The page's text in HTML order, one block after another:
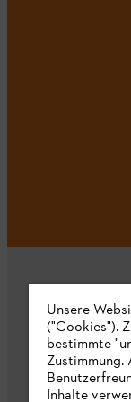
Unsere
("Cookies").
bestimmte
Inhalte